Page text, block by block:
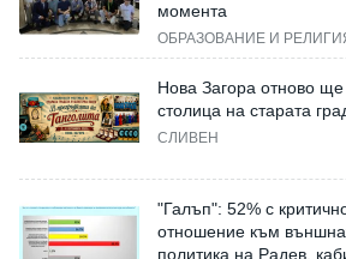
момента
ОБРАЗОВАНИЕ И
Нова Загора отново
столица на старата
СЛИВЕН
"Галъп": 52% с
отношение към
политика на Радев,